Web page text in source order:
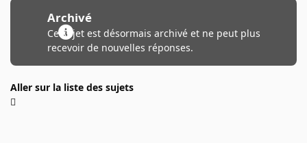
Archivé
Ce sujet est désormais archivé et ne peut plus
recevoir de nouvelles réponses.
Aller sur la liste des sujets